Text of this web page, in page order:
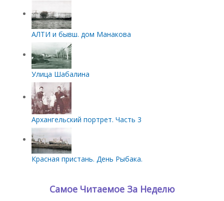
АЛТИ и бывш. дом Манакова
Улица Шабалина
Архангельский портрет. Часть 3
Красная пристань. День Рыбака.
Самое Читаемое За Неделю